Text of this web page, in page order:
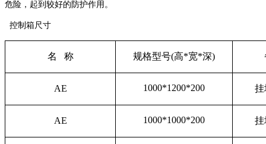
危险，起到较好的防护作用。
控制箱尺寸
名 称 规格型号(高*宽*深)
AE 1000*1200*200 挂
AE 1000*1000*200 挂